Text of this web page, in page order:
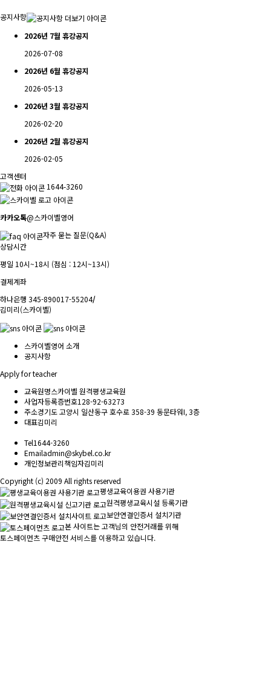
공지사항
2026년 7월 휴강공지
2026-07-08
2026년 6월 휴강공지
2026-05-13
2026년 3월 휴강공지
2026-02-20
2026년 2월 휴강공지
2026-02-05
고객센터
1644-3260
카카오톡@스카이벨영어
자주 묻는 질문(Q&A)
상담시간
평일 10시~18시 (점심 : 12시~13시)
결제계좌
하나은행 345-890017-55204/
김미리(스카이벨)
스카이벨영어 소개
공지사항
Apply for teacher
교육원명스카이벨 원격평생교육원
사업자등록증번호128-92-63273
주소경기도 고양시 일산동구 호수로 358-39 동문타워I, 3층
대표김미리
Tel1644-3260
Emailadmin@skybel.co.kr
개인정보관리책임자김미리
Copyright (c) 2009 All rights reserved
평생교육이용권 사용기관
원격평생교육시설 등록기관
보안연결인증서 설치기관
본 사이트는 고객님의 안전거래를 위해
토스페이먼츠 구매안전 서비스를 이용하고 있습니다.